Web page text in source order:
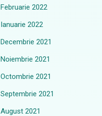
Februarie 2022
Ianuarie 2022
Decembrie 2021
Noiembrie 2021
Octombrie 2021
Septembrie 2021
August 2021